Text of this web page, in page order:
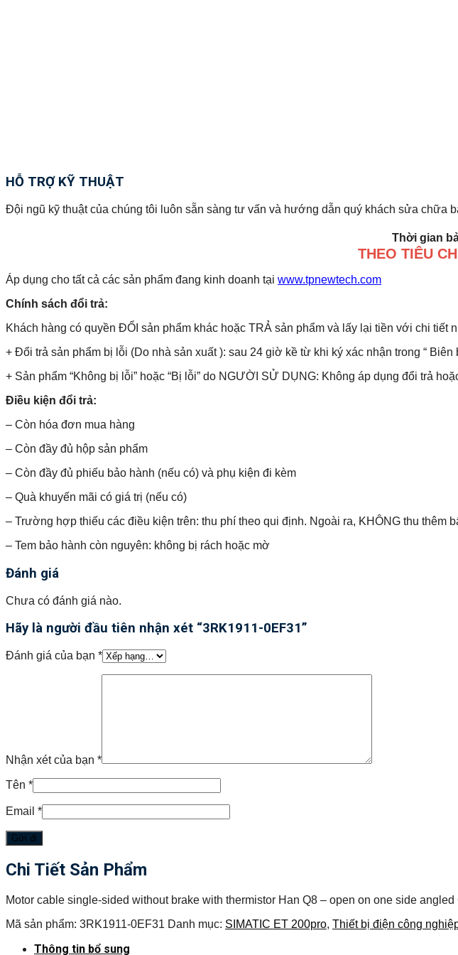
HỖ TRỢ KỸ THUẬT
Đội ngũ kỹ thuật của chúng tôi luôn sẵn sàng tư vấn và hướng dẫn quý khách sửa chữa
Thời gian
THEO TIÊU
Áp dụng cho tất cả các sản phẩm đang kinh doanh tại www.tpnewtech.com
Chính sách đổi trả:
Khách hàng có quyền ĐỔI sản phẩm khác hoặc TRẢ sản phẩm và lấy lại tiền với chi tiết
+ Đổi trả sản phẩm bị lỗi (Do nhà sản xuất ): sau 24 giờ kề từ khi ký xác nhận trong “ Biên
+ Sản phẩm “Không bị lỗi” hoặc “Bị lỗi” do NGƯỜI SỬ DỤNG: Không áp dụng đổi trả
Điều kiện đổi trả:
– Còn hóa đơn mua hàng
– Còn đầy đủ hộp sản phẩm
– Còn đầy đủ phiếu bảo hành (nếu có) và phụ kiện đi kèm
– Quà khuyến mãi có giá trị (nếu có)
– Trường hợp thiếu các điều kiện trên: thu phí theo qui định. Ngoài ra, KHÔNG thu thêm
– Tem bảo hành còn nguyên: không bị rách hoặc mờ
Đánh giá
Chưa có đánh giá nào.
Hãy là người đầu tiên nhận xét “3RK1911-0EF31”
Đánh giá của bạn *
Nhận xét của bạn *
Tên *
Email *
Chi Tiết Sản Phẩm
Motor cable single-sided without brake with thermistor Han Q8 – open on one side angled
Mã sản phẩm: 3RK1911-0EF31 Danh mục: SIMATIC ET 200pro, Thiết bị điện công
Thông tin bổ sung